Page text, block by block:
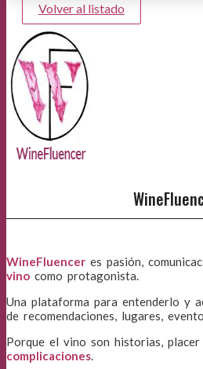
Volver al listado
WineFluencer es pasión,
vino como protagonista.
Una plataforma para entenderlo y
de recomendaciones, lugares,
Porque el vino son historias,
complicaciones.